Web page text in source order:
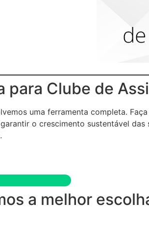
para Clube de
uma ferramenta completa.
o crescimento sustentável
a melhor